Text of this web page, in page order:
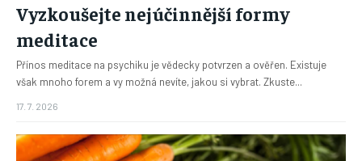
Vyzkoušejte nejúčinnější formy
meditace
Přínos meditace na psychiku je vědecky potvrzen a ověřen. Existuje
však mnoho forem a vy možná nevíte, jakou si vybrat. Zkuste...
17. 7. 2026